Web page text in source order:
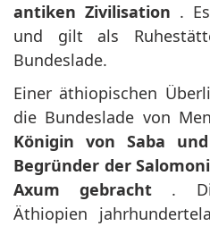
antiken Zivilisation .
und gilt als
Bundeslade.
Einer äthiopischen
die Bundeslade von
Königin von Saba
Begründer der
Axum gebracht .
Äthiopien